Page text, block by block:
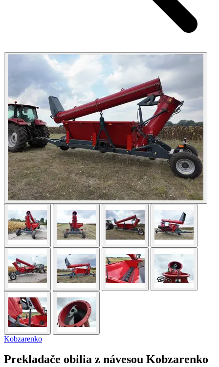
Kobzarenko
Prekladače obilia z návesou Kobzarenko